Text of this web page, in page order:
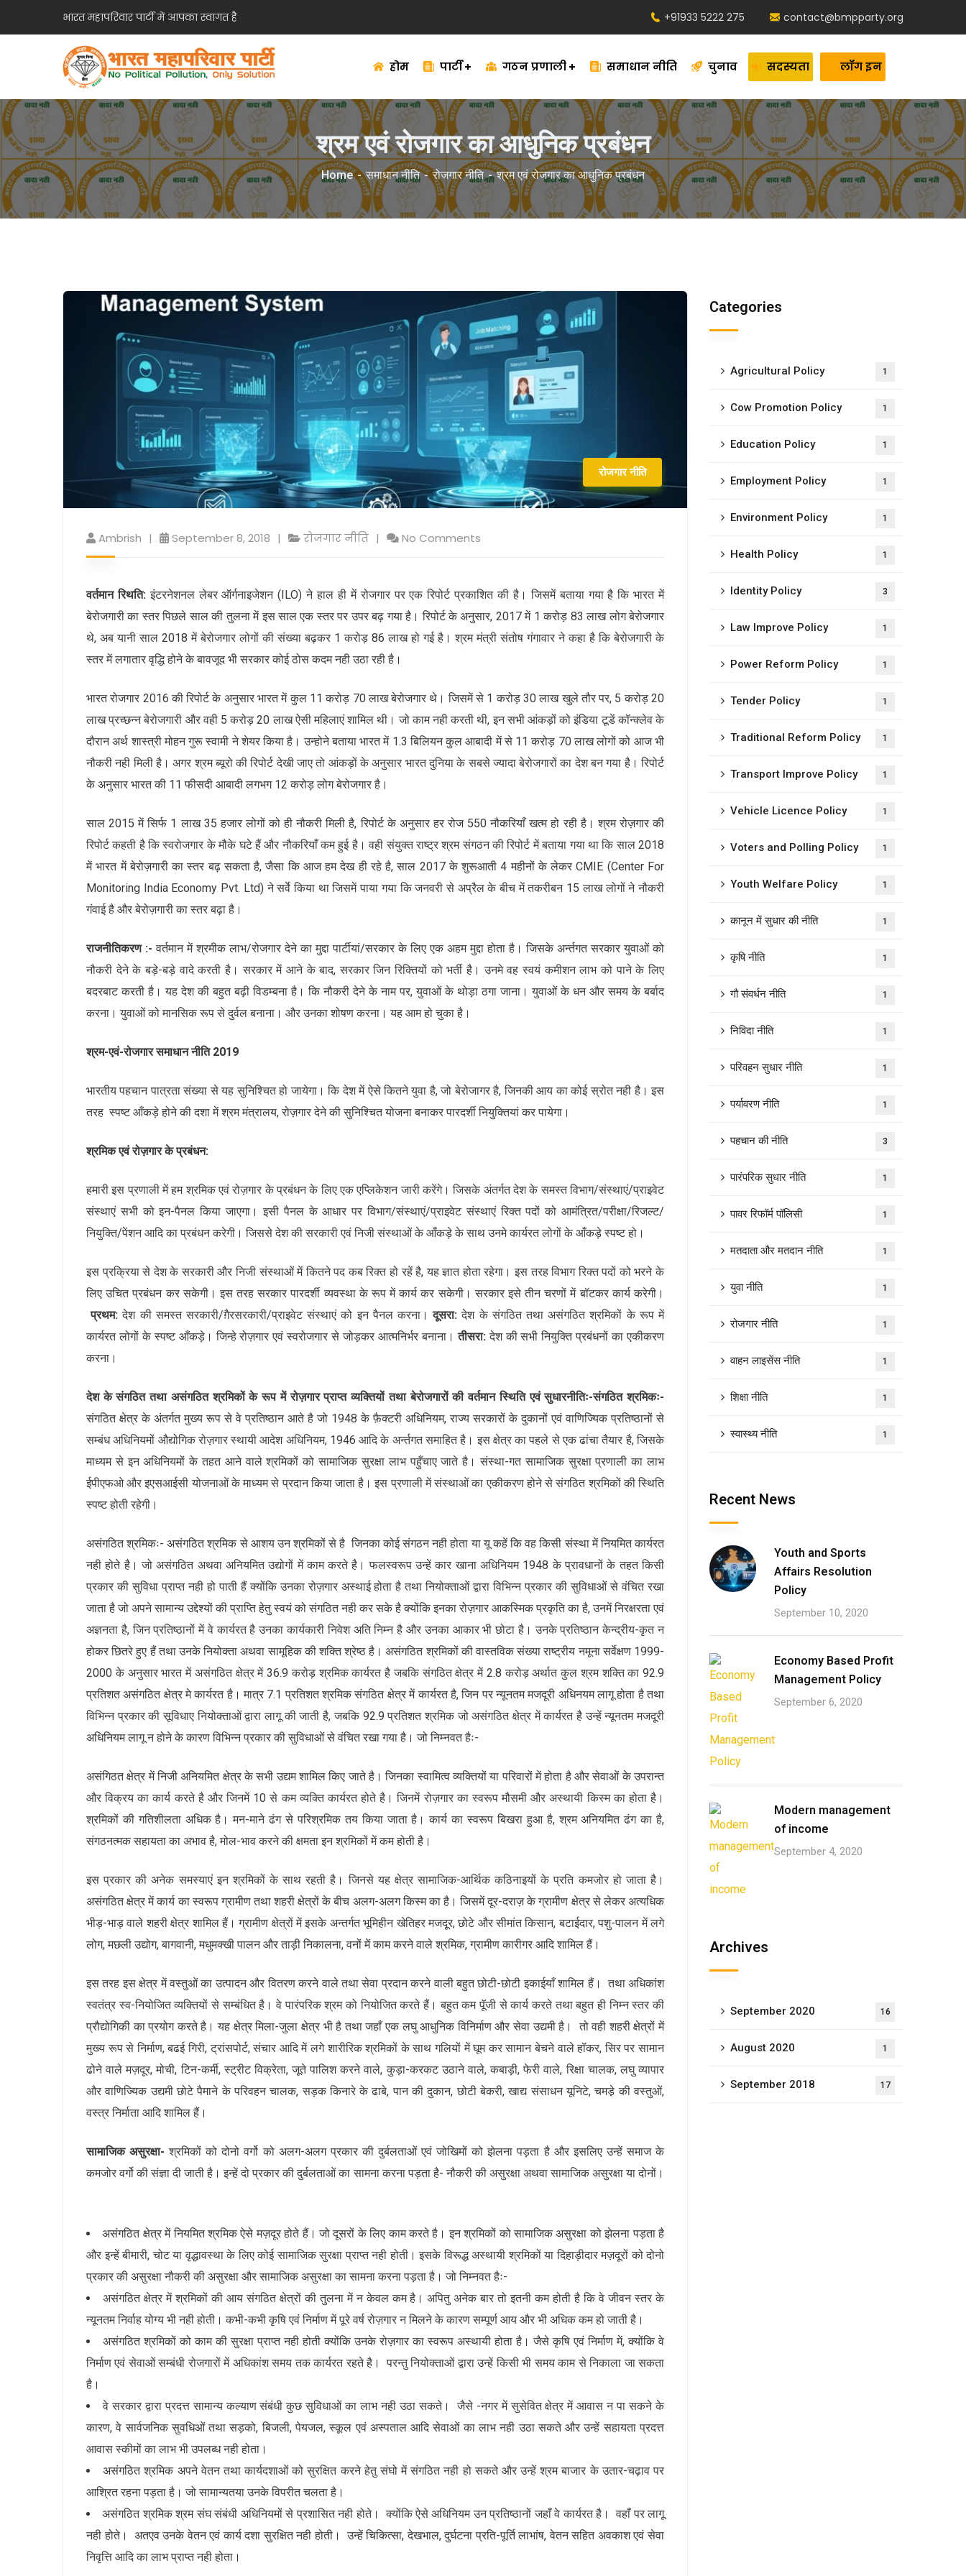
भारत महापरिवार पार्टी में आपका स्वागत है +91933 5222 275 contact@bmpparty.org
होम पार्टी गठन प्रणाली समाधान नीति चुनाव सदस्यता लॉग इन
श्रम एवं रोजगार का आधुनिक प्रबंधन
Home समाधान नीति रोजगार नीति श्रम एवं रोजगार का आधुनिक प्रबंधन
रोजगार नीति
Ambrish September 8, 2018 रोजगार नीति No Comments
वर्तमान रिथति: इंटरनेशनल लेबर ऑर्गनाइजेशन (ILO) ने हाल ही में रोजगार पर एक रिपोर्ट प्रकाशित की है। जिसमें बताया गया है कि भारत में
बेरोजगारी का स्तर पिछले साल की तुलना में इस साल एक स्तर पर उपर बढ़ गया है। रिपोर्ट के अनुसार, 2017 में 1 करोड़ 83 लाख लोग बेरोजगार
थे, अब यानी साल 2018 में बेरोजगार लोगों की संख्या बढ़कर 1 करोड़ 86 लाख हो गई है। श्रम मंत्री संतोष गंगावार ने कहा है कि बेरोजगारी के
स्तर में लगातार वृद्धि होने के बावजूद भी सरकार कोई ठोस कदम नही उठा रही है।
भारत रोजगार 2016 की रिपोर्ट के अनुसार भारत में कुल 11 करोड़ 70 लाख बेरोजगार थे। जिसमें से 1 करोड़ 30 लाख खुले तौर पर, 5 करोड़ 20
लाख प्रच्छन्न बेरोजगारी और वही 5 करोड़ 20 लाख ऐसी महिलाएं शामिल थी। जो काम नही करती थी, इन सभी आंकड़ों को इंडिया टूडें कॉन्क्लेव के
दौरान अर्थ शास्त्री मोहन गुरू स्वामी ने शेयर किया है। उन्होने बताया भारत में 1.3 बिलियन कुल आबादी में से 11 करोड़ 70 लाख लोगों को आज भी
नौकरी नही मिली है। अगर श्रम ब्यूरो की रिपोर्ट देखी जाए तो आंकड़ों के अनुसार भारत दुनिया के सबसे ज्यादा बेरोजगारों का देश बन गया है। रिपोर्ट
के अनुसार भारत की 11 फीसदी आबादी लगभग 12 करोड़ लोग बेरोजगार है।
साल 2015 में सिर्फ 1 लाख 35 हजार लोगों को ही नौकरी मिली है, रिपोर्ट के अनुसार हर रोज 550 नौकरियाँ खत्म हो रही है। श्रम रोज़गार की
रिपोर्ट कहती है कि स्वरोजगार के मौके घटे हैं और नौकरियाँ कम हुई है। वही संयुक्त राष्ट्र श्रम संगठन की रिपोर्ट में बताया गया था कि साल 2018
में भारत में बेरोज़गारी का स्तर बढ़ सकता है, जैसा कि आज हम देख ही रहे है, साल 2017 के शुरूआती 4 महीनों के लेकर CMIE (Center For
Monitoring India Economy Pvt. Ltd) ने सर्वे किया था जिसमें पाया गया कि जनवरी से अप्रैल के बीच में तकरीबन 15 लाख लोगों ने नौकरी
गंवाई है और बेरोज़गारी का स्तर बढ़ा है।
राजनीतिकरण :- वर्तमान में श्रमीक लाभ/रोजगार देने का मुद्दा पार्टीयां/सरकार के लिए एक अहम मुद्दा होता है। जिसके अर्न्तगत सरकार युवाओं को
नौकरी देने के बड़े-बड़े वादे करती है। सरकार में आने के बाद, सरकार जिन रिक्तियों को भर्ती है। उनमे वह स्वयं कमीशन लाभ को पाने के लिए
बदरबाट करती है। यह देश की बहुत बढ़ी विडम्बना है। कि नौकरी देने के नाम पर, युवाओं के थोड़ा ठगा जाना। युवाओं के धन और समय के बर्बाद
करना। युवाओं को मानसिक रूप से दुर्वल बनाना। और उनका शोषण करना। यह आम हो चुका है।
श्रम-एवं-रोजगार समाधान नीति 2019
भारतीय पहचान पात्रता संख्या से यह सुनिश्चित हो जायेगा। कि देश में ऐसे कितने युवा है, जो बेरोजागर है, जिनकी आय का कोई स्रोत नही है। इस
तरह स्पष्ट आँकड़े होने की दशा में श्रम मंत्रालय, रोज़गार देने की सुनिश्चित योजना बनाकर पारदर्शी नियुक्तियां कर पायेगा।
श्रमिक एवं रोज़गार के प्रबंधन:
हमारी इस प्रणाली में हम श्रमिक एवं रोज़गार के प्रबंधन के लिए एक एप्लिकेशन जारी करेंगे। जिसके अंतर्गत देश के समस्त विभाग/संस्थाएं/प्राइवेट
संस्थाएं सभी को इन-पैनल किया जाएगा। इसी पैनल के आधार पर विभाग/संस्थाएं/प्राइवेट संस्थाएं रिक्त पदों को आमंत्रित/परीक्षा/रिजल्ट/
नियुक्ति/पेंशन आदि का प्रबंधन करेगी। जिससे देश की सरकारी एवं निजी संस्थाओं के आँकड़े के साथ उनमे कार्यरत लोगों के आँकड़े स्पष्ट हो।
इस प्रक्रिया से देश के सरकारी और निजी संस्थाओं में कितने पद कब रिक्त हो रहें है, यह ज्ञात होता रहेगा। इस तरह विभाग रिक्त पदों को भरने के
लिए उचित प्रबंधन कर सकेगी। इस तरह सरकार पारदर्शी व्यवस्था के रूप में कार्य कर सकेगी। सरकार इसे तीन चरणों में बॉटकर कार्य करेगी।
प्रथम: देश की समस्त सरकारी/ग़ैरसरकारी/प्राइवेट संस्थाएं को इन पैनल करना।दूसरा: देश के संगठित तथा असंगठित श्रमिकों के रूप में
कार्यरत लोगों के स्पष्ट आँकड़े। जिन्हे रोज़गार एवं स्वरोजगार से जोड़कर आत्मनिर्भर बनाना।तीसरा:देश की सभी नियुक्ति प्रबंधनों का एकीकरण
करना।
देश के संगठित तथा असंगठित श्रमिकों के रूप में रोज़गार प्राप्त व्यक्तियों तथा बेरोजगारों की वर्तमान स्थिति एवं सुधारनीतिः-संगठित श्रमिकः-
संगठित क्षेत्र के अंतर्गत मुख्य रूप से वे प्रतिष्ठान आते है जो 1948 के फ़ैक्टरी अधिनियम, राज्य सरकारों के दुकानों एवं वाणिज्यिक प्रतिष्ठानों से
सम्बंध अधिनियमों औद्योगिक रोज़गार स्थायी आदेश अधिनियम, 1946 आदि के अर्न्तगत समाहित है। इस क्षेत्र का पहले से एक ढांचा तैयार है, जिसके
माध्यम से इन अधिनियमों के तहत आने वाले श्रमिकों को सामाजिक सुरक्षा लाभ पहुँचाए जाते है। संस्था-गत सामाजिक सुरक्षा प्रणाली का लाभ
ईपीएफओ और इएसआईसी योजनाओं के माध्यम से प्रदान किया जाता है। इस प्रणाली में संस्थाओं का एकीकरण होने से संगठित श्रमिकों की स्थिति
स्पष्ट होती रहेगी।
असंगठित श्रमिकः- असंगठित श्रमिक से आशय उन श्रमिकों से है जिनका कोई संगठन नही होता या यू कहें कि वह किसी संस्था में नियमित कार्यरत
नही होते है। जो असंगठित अथवा अनियमित उद्योगों में काम करते है। फलस्वरूप उन्हें कार खाना अधिनियम 1948 के प्रावधानों के तहत किसी
प्रकार की सुविधा प्राप्त नही हो पाती हैं क्योंकि उनका रोज़गार अस्थाई होता है तथा नियोक्ताओं द्वारा विभिन्न प्रकार की सुविधाओं से वंचित रखा
जाता है जो अपने सामान्य उद्देश्यों की प्राप्ति हेतु स्वयं को संगठित नही कर सके है क्योंकि इनका रोज़गार आकस्मिक प्रकृति का है, उनमें निरक्षरता एवं
अज्ञनता है, जिन प्रतिष्ठानों में वे कार्यरत है उनका कार्यकारी निवेश अति निम्न है और उनका आकार भी छोटा है। उनके प्रतिष्ठान केन्द्रीय-कृत न
होकर छितरे हुए हैं तथा उनके नियोक्ता अथवा सामूहिक की शक्ति श्रेष्ठ है। असंगठित श्रमिकों की वास्तविक संख्या राष्ट्रीय नमूना सर्वेक्षण 1999-
2000 के अनुसार भारत में असंगठित क्षेत्र में 36.9 करोड़ श्रमिक कार्यरत है जबकि संगठित क्षेत्र में 2.8 करोड़ अर्थात कुल श्रम शक्ति का 92.9
प्रतिशत असंगठित क्षेत्र मे कार्यरत है। मात्र 7.1 प्रतिशत श्रमिक संगठित क्षेत्र में कार्यरत है, जिन पर न्यूनतम मजदूरी अधिनयम लागू होता है तथा
विभिन्न प्रकार की सूविधाए नियोक्ताओं द्वारा लागू की जाती है, जबकि 92.9 प्रतिशत श्रमिक जो असंगठित क्षेत्र में कार्यरत है उन्हें न्यूनतम मजदूरी
अधिनियम लागू न होने के कारण विभिन्न प्रकार की सुविधाओं से वंचित रखा गया है। जो निम्नवत हैः-
असंगिठत क्षेत्र में निजी अनियमित क्षेत्र के सभी उद्यम शामिल किए जाते है। जिनका स्वामित्व व्यक्तियों या परिवारों में होता है और सेवाओं के उपरान्त
और विक्रय का कार्य करते है और जिनमें 10 से कम व्यक्ति कार्यरत होते है। जिनमें रोज़गार का स्वरूप मौसमी और अस्थायी किस्म का होता है।
श्रमिकों की गतिशीलता अधिक है। मन-माने ढंग से परिश्रमिक तय किया जाता है। कार्य का स्वरूप बिखरा हुआ है, श्रम अनियमित ढंग का है,
संगठनत्मक सहायता का अभाव है, मोल-भाव करने की क्षमता इन श्रमिकों में कम होती है।
इस प्रकार की अनेक समस्याएं इन श्रमिकों के साथ रहती है। जिनसे यह क्षेत्र सामाजिक-आर्थिक कठिनाइयों के प्रति कमजोर हो जाता है।
असंगठित क्षेत्र में कार्य का स्वरूप ग्रामीण तथा शहरी क्षेत्रों के बीच अलग-अलग किस्म का है। जिसमें दूर-दराज़ के ग्रामीण क्षेत्र से लेकर अत्यधिक
भीड़-भाड़ वाले शहरी क्षेत्र शामिल हैं। ग्रामीण क्षेत्रों में इसके अन्तर्गत भूमिहीन खेतिहर मजदूर, छोटे और सीमांत किसान, बटाईदार, पशु-पालन में लगे
लोग, मछली उद्योग, बागवानी, मधुमक्खी पालन और ताड़ी निकालना, वनों में काम करने वाले श्रमिक, ग्रामीण कारीगर आदि शामिल हैं।
इस तरह इस क्षेत्र में वस्तुओं का उत्पादन और वितरण करने वाले तथा सेवा प्रदान करने वाली बहुत छोटी-छोटी इकाईयाँ शामिल हैं। तथा अधिकांश
स्वतंत्र स्व-नियोजित व्यक्तियों से सम्बंधित है। वे पारंपरिक श्रम को नियोजित करते हैं। बहुत कम पूॅजी से कार्य करते तथा बहुत ही निम्न स्तर की
प्रौद्योगिकी का प्रयोग करते है। यह क्षेत्र मिला-जुला क्षेत्र भी है तथा जहाँ एक लघु आधुनिक विनिर्माण और सेवा उद्यमी है। तो वही शहरी क्षेत्रों में
मुख्य रूप से निर्माण, बढई गिरी, ट्रांसपोर्ट, संचार आदि में लगे शारीरिक श्रमिकों के साथ गलियों में घूम कर सामान बेचने वाले हॉकर, सिर पर सामान
ढोने वाले मज़दूर, मोची, टिन-कर्मी, स्ट्रीट विक्रेता, जूते पालिश करने वाले, कुड़ा-करकट उठाने वाले, कबाड़ी, फेरी वाले, रिक्षा चालक, लघु व्यापार
और वाणिज्यिक उद्यमी छोटे पैमाने के परिवहन चालक, सड़क किनारे के ढाबे, पान की दुकान, छोटी बेकरी, खाद्य संसाधन यूनिटे, चमडे़ की वस्तुओं,
वस्त्र निर्माता आदि शामिल हैं।
सामाजिक असुरक्षा-श्रमिकों को दोनो वर्गो को अलग-अलग प्रकार की दुर्बलताओं एवं जोखिमों को झेलना पड़ता है और इसलिए उन्हें समाज के
कमजोर वर्गो की संज्ञा दी जाती है। इन्हें दो प्रकार की दुर्बलताओं का सामना करना पड़ता है- नौकरी की असुरक्षा अथवा सामाजिक असुरक्षा या दोनों।
असंगठित क्षेत्र में नियमित श्रमिक ऐसे मज़दूर होते हैं। जो दूसरों के लिए काम करते है। इन श्रमिकों को सामाजिक असुरक्षा को झेलना पड़ता है
और इन्हें बीमारी, चोट या वृद्धावस्था के लिए कोई सामाजिक सुरक्षा प्राप्त नही होती। इसके विरूद्ध अस्थायी श्रमिकों या दिहाड़ीदार मज़दूरों को दोनो
प्रकार की असुरक्षा नौकरी की असुरक्षा और सामाजिक असुरक्षा का सामना करना पड़ता है। जो निम्नवत हैः-
असंगठित क्षेत्र में श्रमिकों की आय संगठित क्षेत्रों की तुलना में न केवल कम है। अपितु अनेक बार तो इतनी कम होती है कि वे जीवन स्तर के
न्यूनतम निर्वाह योग्य भी नही होती। कभी-कभी कृषि एवं निर्माण में पूरे वर्ष रोज़गार न मिलने के कारण सम्पूर्ण आय और भी अधिक कम हो जाती है।
असंगठित श्रमिकों को काम की सुरक्षा प्राप्त नही होती क्योंकि उनके रोज़गार का स्वरूप अस्थायी होता है। जैसे कृषि एवं निर्माण में, क्योंकि वे
निर्माण एवं सेवाओं सम्बंधी रोजगारों में अधिकांश समय तक कार्यरत रहते है। परन्तु नियोक्ताओं द्वारा उन्हें किसी भी समय काम से निकाला जा सकता
है।
वे सरकार द्वारा प्रदत्त सामान्य कल्याण संबंधी कुछ सुविधाओं का लाभ नही उठा सकते। जैसे -नगर में सुसेवित क्षेत्र में आवास न पा सकने के
कारण, वे सार्वजनिक सुवधिओं तथा सड़को, बिजली, पेयजल, स्कूल एवं अस्पताल आदि सेवाओं का लाभ नही उठा सकते और उन्हें सहायता प्रदत्त
आवास स्कीमों का लाभ भी उपलब्ध नही होता।
असंगठित श्रमिक अपने वेतन तथा कार्यदशाओं को सुरक्षित करने हेतु संघो में संगठित नही हो सकते और उन्हें श्रम बाजार के उतार-चढ़ाव पर
आश्रित रहना पड़ता है। जो सामान्यतया उनके विपरीत चलता है।
असंगठित श्रमिक श्रम संघ संबंधी अधिनियमों से प्रशासित नही होते। क्योंकि ऐसे अधिनियम उन प्रतिष्ठानों जहाँ वे कार्यरत है। वहाँ पर लागू
नही होते। अतएव उनके वेतन एवं कार्य दशा सुरक्षित नही होती। उन्हें चिकित्सा, देखभाल, दुर्घटना प्रति-पूर्ति लाभांष, वेतन सहित अवकाश एवं सेवा
निवृत्ति आदि का लाभ प्राप्त नही होता।
Categories
Agricultural Policy 1
Cow Promotion Policy 1
Education Policy 1
Employment Policy 1
Environment Policy 1
Health Policy 1
Identity Policy 3
Law Improve Policy 1
Power Reform Policy 1
Tender Policy 1
Traditional Reform Policy 1
Transport Improve Policy 1
Vehicle Licence Policy 1
Voters and Polling Policy 1
Youth Welfare Policy 1
कानून में सुधार की नीति 1
कृषि नीति 1
गौ संवर्धन नीति 1
निविदा नीति 1
परिवहन सुधार नीति 1
पर्यावरण नीति 1
पहचान की नीति 3
पारंपरिक सुधार नीति 1
पावर रिफॉर्म पॉलिसी 1
मतदाता और मतदान नीति 1
युवा नीति 1
रोजगार नीति 1
वाहन लाइसेंस नीति 1
शिक्षा नीति 1
स्वास्थ्य नीति 1
Recent News
Youth and Sports
Affairs Resolution
Policy
September 10, 2020
Economy Based Profit
Management Policy
September 6, 2020
Modern management
of income
September 4, 2020
Archives
September 2020 16
August 2020 1
September 2018 17